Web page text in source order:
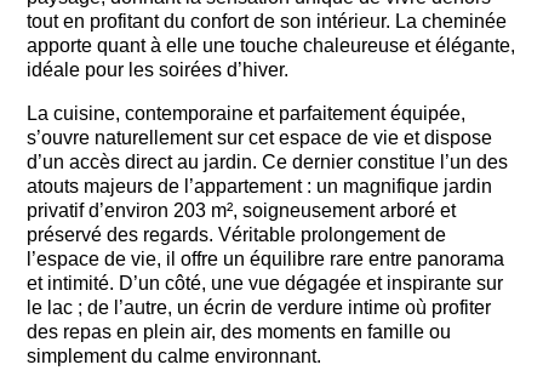
tout en profitant du confort de son intérieur. La cheminée
apporte quant à elle une touche chaleureuse et élégante,
idéale pour les soirées d’hiver.
La cuisine, contemporaine et parfaitement équipée,
s’ouvre naturellement sur cet espace de vie et dispose
d’un accès direct au jardin. Ce dernier constitue l’un des
atouts majeurs de l’appartement : un magnifique jardin
privatif d’environ 203 m², soigneusement arboré et
préservé des regards. Véritable prolongement de
l’espace de vie, il offre un équilibre rare entre panorama
et intimité. D’un côté, une vue dégagée et inspirante sur
le lac ; de l’autre, un écrin de verdure intime où profiter
des repas en plein air, des moments en famille ou
simplement du calme environnant.